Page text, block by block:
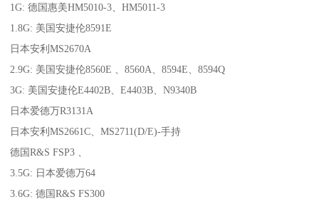
1G: 德国惠美HM5010-3、HM5011-3
1.8G: 美国安捷伦8591E
日本安利MS2670A
2.9G: 美国安捷伦8560E 、8560A、8594E、8594Q
3G: 美国安捷伦E4402B、E4403B、N9340B
日本爱德万R3131A
日本安利MS2661C、MS2711(D/E)-手持
德国R&S FSP3 、
3.5G: 日本爱德万64
3.6G: 德国R&S FS300